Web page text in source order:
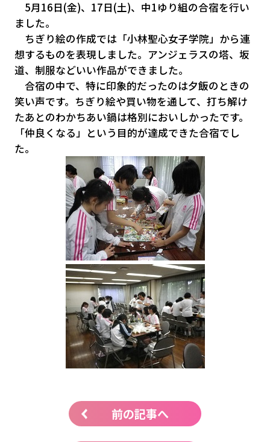
5月16日(金)、17日(土)、中1ゆり組の合宿を行い
ました。
ちぎり絵の作成では「小林聖心女子学院」から連
想するものを表現しました。アンジェラスの塔、坂
道、制服などいい作品ができました。
合宿の中で、特に印象的だったのは夕飯のときの
笑い声です。ちぎり絵や買い物を通して、打ち解け
たあとのわかちあい鍋は格別においしかったです。
「仲良くなる」という目的が達成できた合宿でし
た。
前の記事へ